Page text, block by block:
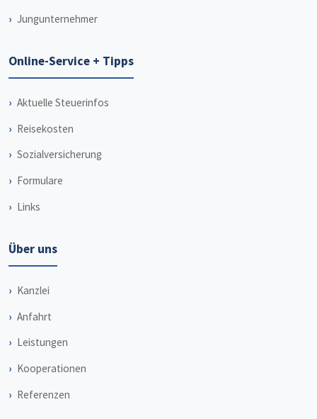
Jungunternehmer
Online-Service + Tipps
Aktuelle Steuerinfos
Reisekosten
Sozialversicherung
Formulare
Links
Über uns
Kanzlei
Anfahrt
Leistungen
Kooperationen
Referenzen